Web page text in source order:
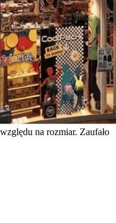
na rozmiar. Zaufało